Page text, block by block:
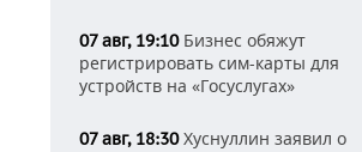
07 авг, 19:10Бизнес обяжут
регистрировать сим-карты для
устройств на «Госуслугах»
07 авг, 18:30Хуснуллин заявил о